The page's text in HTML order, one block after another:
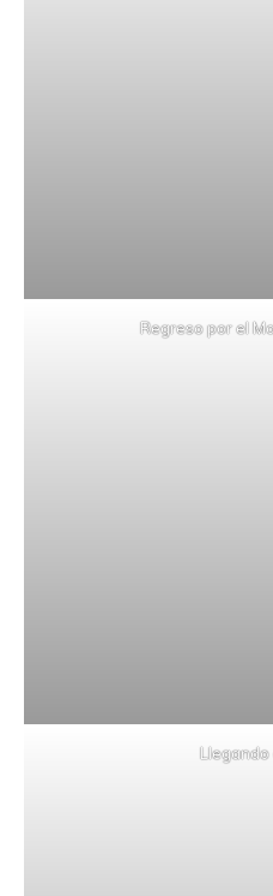
Regreso por el
Llegando